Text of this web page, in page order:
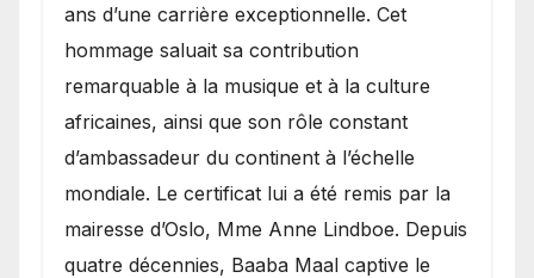
ans d’une carrière exceptionnelle. Cet
hommage saluait sa contribution
remarquable à la musique et à la culture
africaines, ainsi que son rôle constant
d’ambassadeur du continent à l’échelle
mondiale. Le certificat lui a été remis par la
mairesse d’Oslo, Mme Anne Lindboe. Depuis
quatre décennies, Baaba Maal captive le